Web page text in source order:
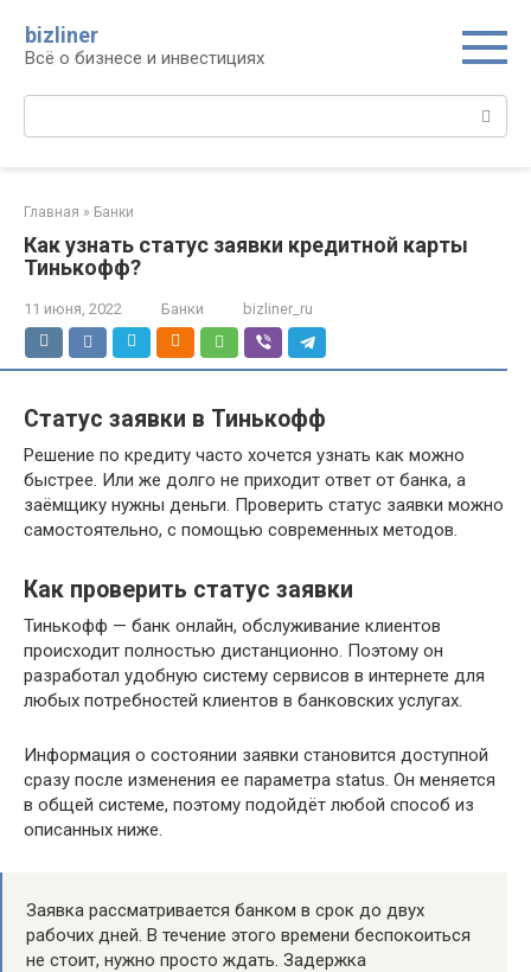
контенту
bizliner
Всё о бизнесе и инвестициях
Поиск:
Главная » Банки
Как узнать статус заявки кредитной карты
Тинькофф?
11 июня, 2022 Банки bizliner_ru
Статус заявки в Тинькофф
Решение по кредиту часто хочется узнать как можно
быстрее. Или же долго не приходит ответ от банка, а
заёмщику нужны деньги. Проверить статус заявки можно
самостоятельно, с помощью современных методов.
Как проверить статус заявки
Тинькофф — банк онлайн, обслуживание клиентов
происходит полностью дистанционно. Поэтому он
разработал удобную систему сервисов в интернете для
любых потребностей клиентов в банковских услугах.
Информация о состоянии заявки становится доступной
сразу после изменения ее параметра status. Он меняется
в общей системе, поэтому подойдёт любой способ из
описанных ниже.
Заявка рассматривается банком в срок до двух
рабочих дней. В течение этого времени беспокоиться
не стоит, нужно просто ждать. Задержка